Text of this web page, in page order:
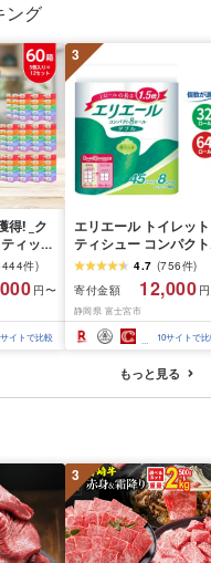
ング
得! _ク
ィッシ
(440
ット)_
ッシュ
備品
買い [配
沖縄
件)
円〜
サイトで比較
3
エリエール トイレット
ティシュー コンパクト
ダブル [選べるロール
数:32・64 ロール] 1.5
巻 45m トイレットペ
パー ダブル パルプ
香りつき 日用品 消耗
備蓄 ふるさと納税 ふ
さと 送料無料 静岡県
4.7 (756件)
寄付金額
12,000
静岡県 富士宮市
10サイトで
もっと見る
3